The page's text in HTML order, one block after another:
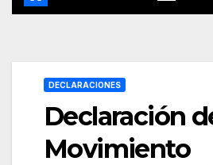
DECLARACIONES
Declaración
Movimiento